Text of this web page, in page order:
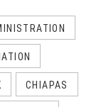
CHIAPAS